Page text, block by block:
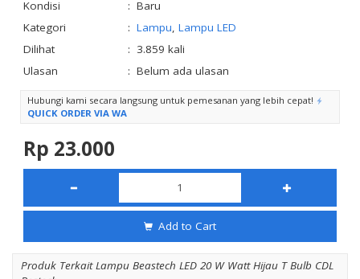
Kondisi
: Baru
Kategori
: Lampu Lampu LED
Dilihat
: 3.859 kali
Ulasan
: Belum ada ulasan
Hubungi kami secara langsung untuk pemesanan yang lebih cepat!
QUICK ORDER VIA WA
Rp 23.000
Add to Cart
Produk Terkait Lampu Beastech LED 20 W Watt Hijau T Bulb CDL